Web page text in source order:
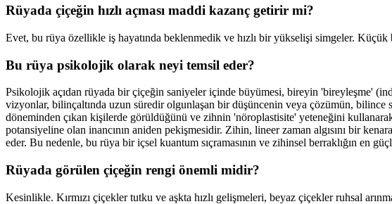
Rüyada çiçeğin hızlı açması maddi kazanç getirir mi?
Evet, bu rüya özellikle iş hayatında beklenmedik ve hızlı bir yükselişi simgeler.
Bu rüya psikolojik olarak neyi temsil eder?
Psikolojik açıdan rüyada bir çiçeğin saniyeler içinde büyümesi, bireyin 'bireyleşme'
vizyonlar, bilinçaltında uzun süredir olgunlaşan bir düşüncenin veya çözümün, bilince
döneminden çıkan kişilerde görüldüğünü ve zihnin 'nöroplastisite' yeteneğini
potansiyeline olan inancının aniden pekişmesidir. Zihin, lineer zaman algısını bir
eder. Bu nedenle, bu rüya bir içsel kuantum sıçramasının ve zihinsel berraklığın en
Rüyada görülen çiçeğin rengi önemli midir?
Kesinlikle. Kırmızı çiçekler tutku ve aşkta hızlı gelişmeleri, beyaz çiçekler ruhsal